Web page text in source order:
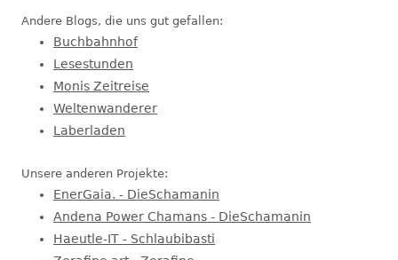
Andere Blogs, die uns gut gefallen:
Buchbahnhof
Lesestunden
Monis Zeitreise
Weltenwanderer
Laberladen
Unsere anderen Projekte:
EnerGaia. - DieSchamanin
Andena Power Chamans - DieSchamanin
Haeutle-IT - Schlaubibasti